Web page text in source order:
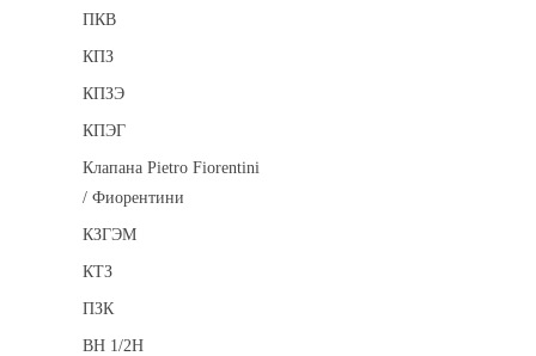
ПКВ
КПЗ
КПЗЭ
КПЭГ
Клапана Pietro Fiorentini
/ Фиорентини
КЗГЭМ
КТЗ
ПЗК
ВН 1/2Н